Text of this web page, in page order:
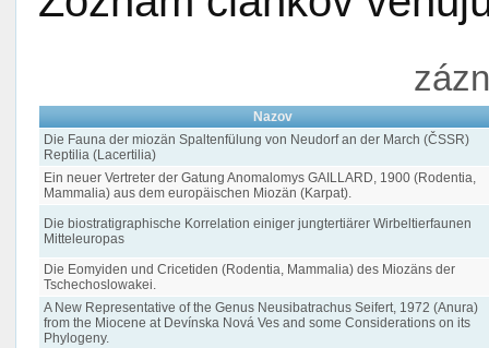
Nazov
Die Fauna der miozän Spaltenfülung von Neudorf an der March (ČSSR)
Reptilia (Lacertilia)
Ein neuer Vertreter der Gatung Anomalomys GAILLARD, 1900 (Rodentia,
Mammalia) aus dem europäischen Miozän (Karpat).
Die biostratigraphische Korrelation einiger jungtertiärer Wirbeltierfaunen
Mitteleuropas
Die Eomyiden und Cricetiden (Rodentia, Mammalia) des Miozäns der
Tschechoslowakei.
A New Representative of the Genus Neusibatrachus Seifert, 1972 (Anura)
from the Miocene at Devínska Nová Ves and some Considerations on its
Phylogeny.